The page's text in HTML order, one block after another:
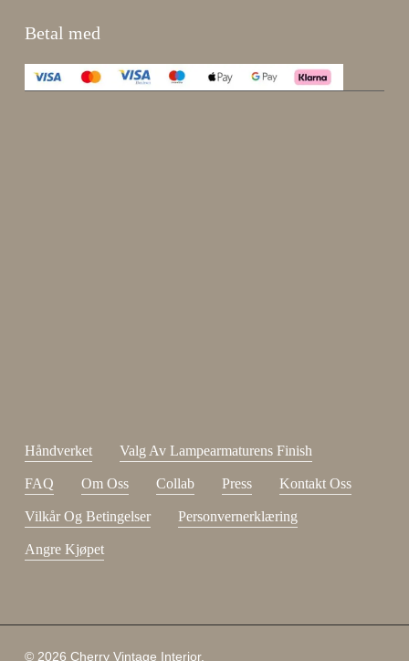
Delsum: 0,00NOK
Betal med
Håndverket Valg Av Lampearmaturens Finish
FAQ Om Oss Collab Press Kontakt Oss
Vilkår Og Betingelser Personvernerklæring
Angre Kjøpet
© 2026 Cherry Vintage Interior.